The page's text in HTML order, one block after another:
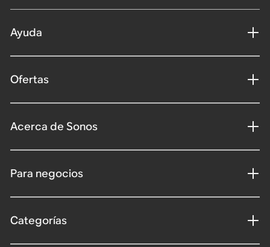
Ayuda
Ofertas
Acerca de Sonos
Para negocios
Categorías